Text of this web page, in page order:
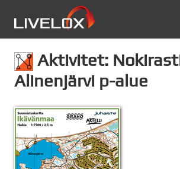
Aktivitet:
Alinenjärvi p-alue